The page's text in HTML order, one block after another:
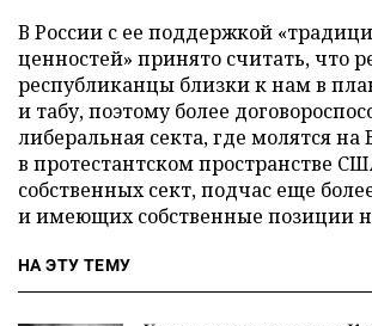
В России с ее поддержкой
ценностей» принято считать, что
республиканцы близки к нам в
и табу, поэтому более
либеральная секта, где молятся
в протестантском пространстве
собственных сект, подчас еще
и имеющих собственные позиции
НА ЭТУ ТЕМУ